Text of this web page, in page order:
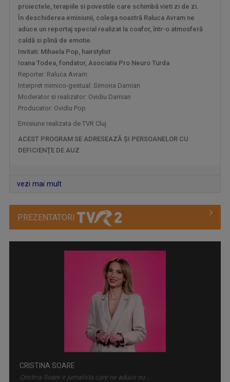
FERMA
Nu mai aveţi loc la oraş? Încercati la ţară! ...
TELEJURNALUL TVR 2
proiectele, terapiile si povestile care schimbă vieti zi de zi.
În deschiderea emisiunii, colega noastră Raluca Avram ne
aduce un reportaj special realizat la coafor, într-o atmosferă
caldă si plină de emotie.
Invitati: Mihaela Pop, hairstylist
Ioana Todea, fondator, Asociatia Pro Neuro Turda
Reporter: Raluca Avram
Interpret mimico-gestual: Simona Damian
Moderator si realizator: Ovidiu Damian
Producator: Ovidiu Pop
Emisiune realizata de TVR Cluj
ACEST PROGRAM SE ADRESEAZĂ ŞI PERSOANELOR CU
DEFICIENŢE DE AUZ
vezi mai mult
PREZENTATORI
CRISTINA SOARE
Cristina Soare e jurnalista care ne aduce nu ...